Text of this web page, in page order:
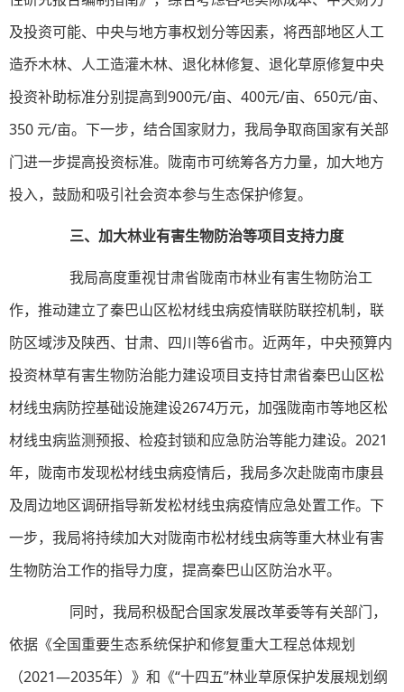
及投资可能、中央与地方事权划分等因素，将西部地区人工
造乔木林、人工造灌木林、退化林修复、退化草原修复中央
投资补助标准分别提高到900元/亩、400元/亩、650元/亩、
350 元/亩。下一步，结合国家财力，我局争取商国家有关部
门进一步提高投资标准。陇南市可统筹各方力量，加大地方
投入，鼓励和吸引社会资本参与生态保护修复。
三、加大林业有害生物防治等项目支持力度
我局高度重视甘肃省陇南市林业有害生物防治工
作，推动建立了秦巴山区松材线虫病疫情联防联控机制，联
防区域涉及陕西、甘肃、四川等6省市。近两年，中央预算内
投资林草有害生物防治能力建设项目支持甘肃省秦巴山区松
材线虫病防控基础设施建设2674万元，加强陇南市等地区松
材线虫病监测预报、检疫封锁和应急防治等能力建设。2021
年，陇南市发现松材线虫病疫情后，我局多次赴陇南市康县
及周边地区调研指导新发松材线虫病疫情应急处置工作。下
一步，我局将持续加大对陇南市松材线虫病等重大林业有害
生物防治工作的指导力度，提高秦巴山区防治水平。
同时，我局积极配合国家发展改革委等有关部门，
依据《全国重要生态系统保护和修复重大工程总体规划
（2021—2035年）》和《“十四五”林业草原保护发展规划纲